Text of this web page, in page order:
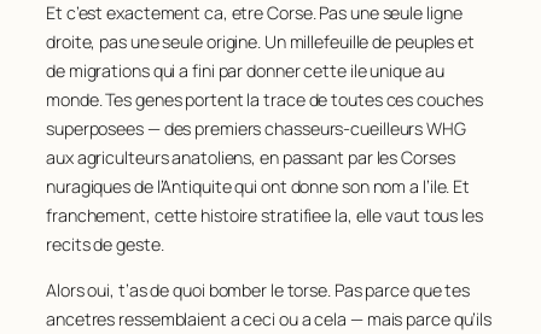
Et c’est exactement ca, etre Corse. Pas une seule ligne
droite, pas une seule origine. Un millefeuille de peuples et
de migrations qui a fini par donner cette ile unique au
monde. Tes genes portent la trace de toutes ces couches
superposees — des premiers chasseurs-cueilleurs WHG
aux agriculteurs anatoliens, en passant par les Corses
nuragiques de l’Antiquite qui ont donne son nom a l’ile. Et
franchement, cette histoire stratifiee la, elle vaut tous les
recits de geste.
Alors oui, t’as de quoi bomber le torse. Pas parce que tes
ancetres ressemblaient a ceci ou a cela — mais parce qu’ils